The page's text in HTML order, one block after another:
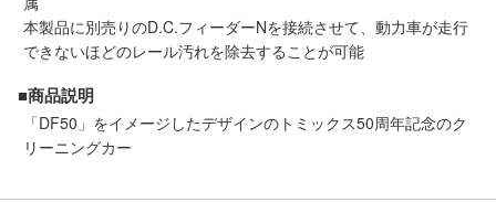
メルマガ登録 LINEお友達登録
Infomation
本製品に別売りのD.C.フィーダーNを接続させて、動力車が走行
できないほどのレール汚れを除去することが可能
■商品説明
「DF50」をイメージしたデザインのトミックス50周年記念のク
リーニングカー